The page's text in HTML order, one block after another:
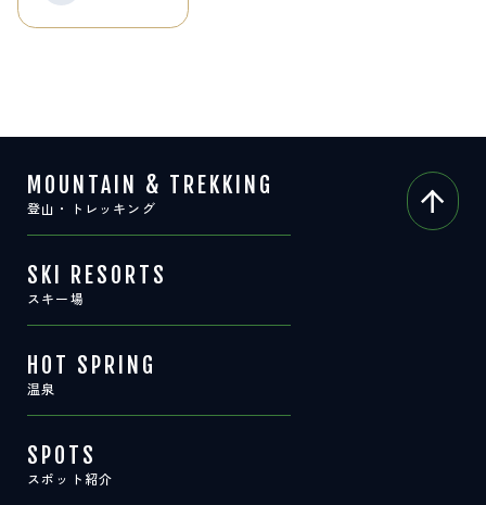
MOUNTAIN & TREKKING
登山・トレッキング
SKI RESORTS
スキー場
HOT SPRING
温泉
SPOTS
スポット紹介